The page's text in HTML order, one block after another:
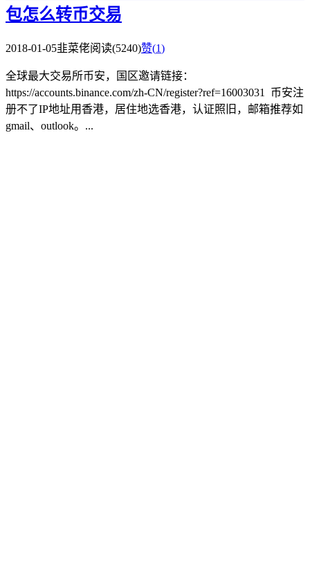
包怎么转币交易
2018-01-05韭菜佬阅读(5240)赞(1)
全球最大交易所币安，国区邀请链接：
https://accounts.binance.com/zh-CN/register?ref=16003031 币安注
册不了IP地址用香港，居住地选香港，认证照旧，邮箱推荐如
gmail、outlook。...